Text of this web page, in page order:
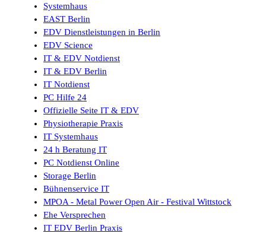
Systemhaus
EAST Berlin
EDV Dienstleistungen in Berlin
EDV Science
IT & EDV Notdienst
IT & EDV Berlin
IT Notdienst
PC Hilfe 24
Offizielle Seite IT & EDV
Physiotherapie Praxis
IT Systemhaus
24 h Beratung IT
PC Notdienst Online
Storage Berlin
Bühnenservice IT
MPOA - Metal Power Open Air - Festival Wittstock
Ehe Versprechen
IT EDV Berlin Praxis